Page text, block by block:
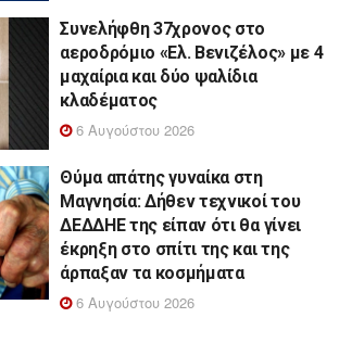
Συνελήφθη 37χρονος στο
αεροδρόμιο «Ελ. Βενιζέλος» με 4
μαχαίρια και δύο ψαλίδια
κλαδέματος
6 Αυγούστου 2026
Θύμα απάτης γυναίκα στη
Μαγνησία: Δήθεν τεχνικοί του
ΔΕΔΔΗΕ της είπαν ότι θα γίνει
έκρηξη στο σπίτι της και της
άρπαξαν τα κοσμήματα
6 Αυγούστου 2026